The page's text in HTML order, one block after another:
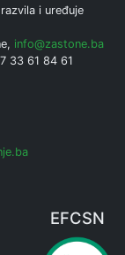
i uređuje
info@zastone.ba
33 61 84 61
EFCSN